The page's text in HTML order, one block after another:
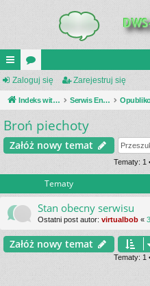
UI
C
K
_L
or
a
Zaloguj się Zarejestruj się
Indeks witryny Serwis Encyklopedia Uzbrojenia
Broń piechoty
Załóż nowy temat
Tematy: 1
Tematy
Stan obecny serwisu
Ostatni post autor: virtualbob «
Załóż nowy temat
Tematy: 1